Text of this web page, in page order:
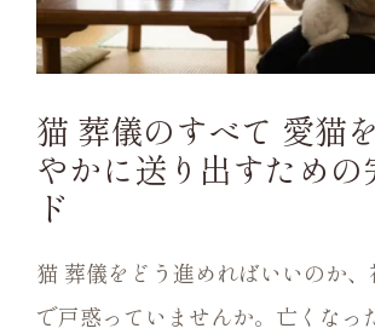
猫 葬儀のすべて 愛猫
やかに送り出すための
ド
猫 葬儀をどう進めればいいのか、
で戸惑っていませんか。亡くなっ